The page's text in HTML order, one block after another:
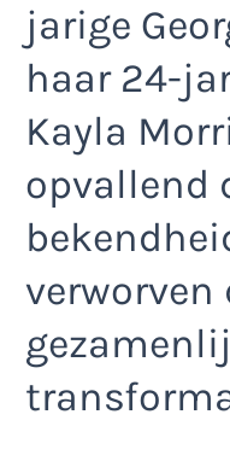
jarige
haar 24-
Kayla
opvallend
verworven